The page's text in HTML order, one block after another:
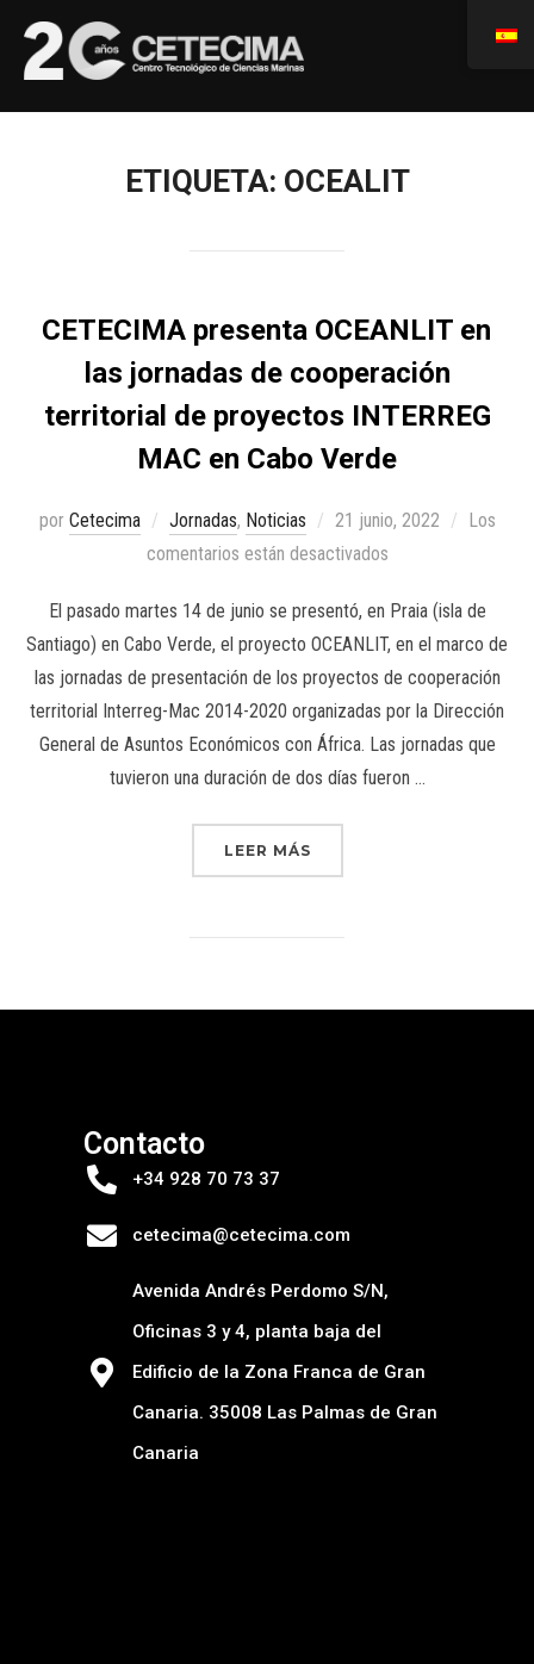
ETIQUETA: OCEALIT
CETECIMA presenta OCEANLIT en
las jornadas de cooperación
territorial de proyectos INTERREG
MAC en Cabo Verde
por Cetecima Jornadas, Noticias 21 junio, 2022
Los
comentarios están desactivados
El pasado martes 14 de junio se presentó, en Praia (isla de
Santiago) en Cabo Verde, el proyecto OCEANLIT, en el marco de
las jornadas de presentación de los proyectos de cooperación
territorial Interreg-Mac 2014-2020 organizadas por la Dirección
General de Asuntos Económicos con África. Las jornadas que
tuvieron una duración de dos días fueron …
LEER MÁS
Contacto
+34 928 70 73 37
cetecima@cetecima.com
Avenida Andrés Perdomo S/N,
Oficinas 3 y 4, planta baja del
Edificio de la Zona Franca de Gran
Canaria. 35008 Las Palmas de Gran
Canaria